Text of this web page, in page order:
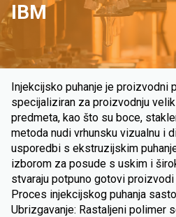
IBM
Injekcijsko puhanje je proizvodni
specijaliziran za proizvodnju
predmeta, kao što su boce,
metoda nudi vrhunsku vizualnu i
usporedbi s ekstruzijskim
izborom za posude s uskim i
stvaraju potpuno gotovi
Proces injekcijskog puhanja
Ubrizgavanje: Rastaljeni polimer